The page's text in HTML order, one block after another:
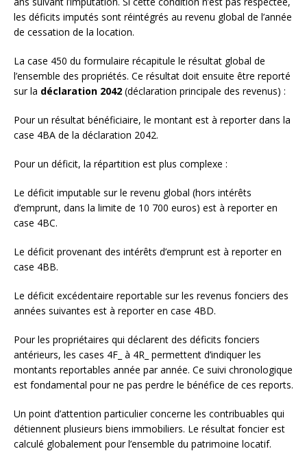
les déficits imputés sont réintégrés au revenu global de l’année
de cessation de la location.
La case 450 du formulaire récapitule le résultat global de
l’ensemble des propriétés. Ce résultat doit ensuite être reporté
sur la déclaration 2042 (déclaration principale des revenus) :
Pour un résultat bénéficiaire, le montant est à reporter dans la
case 4BA de la déclaration 2042.
Pour un déficit, la répartition est plus complexe :
Le déficit imputable sur le revenu global (hors intérêts
d’emprunt, dans la limite de 10 700 euros) est à reporter en
case 4BC.
Le déficit provenant des intérêts d’emprunt est à reporter en
case 4BB.
Le déficit excédentaire reportable sur les revenus fonciers des
années suivantes est à reporter en case 4BD.
Pour les propriétaires qui déclarent des déficits fonciers
antérieurs, les cases 4F_ à 4R_ permettent d’indiquer les
montants reportables année par année. Ce suivi chronologique
est fondamental pour ne pas perdre le bénéfice de ces reports.
Un point d’attention particulier concerne les contribuables qui
détiennent plusieurs biens immobiliers. Le résultat foncier est
calculé globalement pour l’ensemble du patrimoine locatif.